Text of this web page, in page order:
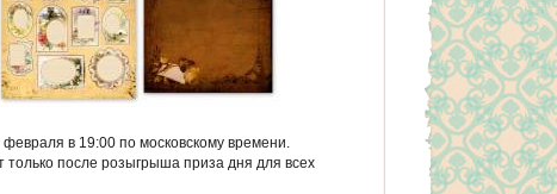
в 19:00 по московскому времени.
только после розыгрыша приза дня для всех